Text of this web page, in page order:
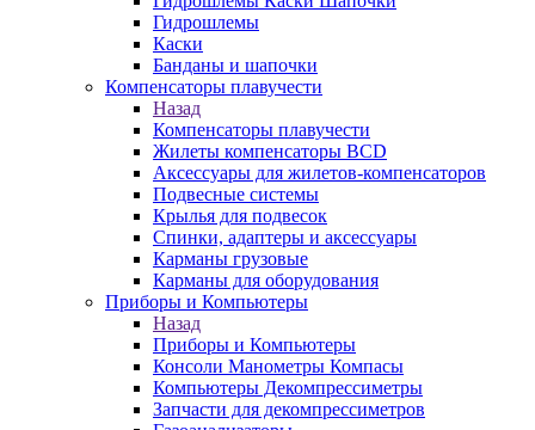
Гидрошлемы
Каски
Банданы и шапочки
Компенсаторы плавучести
Назад
Компенсаторы плавучести
Жилеты компенсаторы BCD
Аксессуары для жилетов-компенсаторов
Подвесные системы
Крылья для подвесок
Спинки, адаптеры и аксессуары
Карманы грузовые
Карманы для оборудования
Приборы и Компьютеры
Назад
Приборы и Компьютеры
Консоли Манометры Компасы
Компьютеры Декомпрессиметры
Запчасти для декомпрессиметров